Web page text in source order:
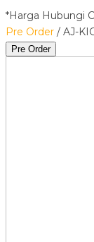
*Harga Hubungi
Pre Order / AJ-
Pre Order